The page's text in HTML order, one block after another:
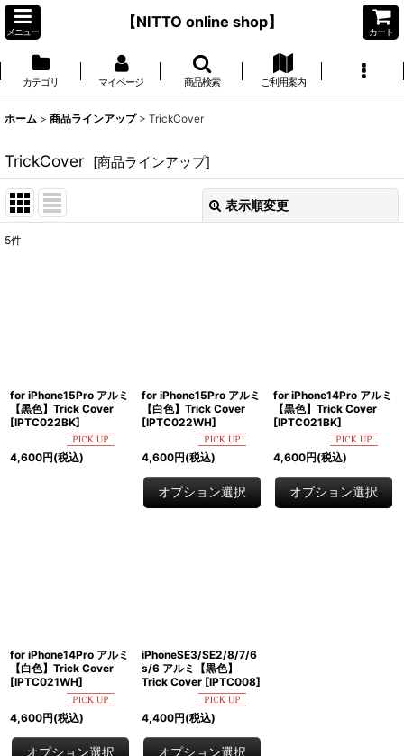
メニュー
【NITTO online shop】
カート
カテゴリ マイページ 商品検索 ご利用案内
ホーム > 商品ラインアップ > TrickCover
TrickCover [商品ラインアップ]
表示順変更
サブカテゴリ
絞り込む
5件
for iPhone15Pro アルミ
【黒色】Trick Cover
[IPTC022BK]
4,600円(税込)
for iPhone15Pro アルミ
【白色】Trick Cover
[IPTC022WH]
4,600円(税込)
オプション選択
for iPhone14Pro アルミ
【黒色】Trick Cover
[IPTC021BK]
4,600円(税込)
オプション選択
for iPhone14Pro アルミ
【白色】Trick Cover
[IPTC021WH]
4,600円(税込)
オプション選択
iPhoneSE3/SE2/8/7/6
s/6 アルミ【黒色】
Trick Cover [IPTC008]
4,400円(税込)
オプション選択